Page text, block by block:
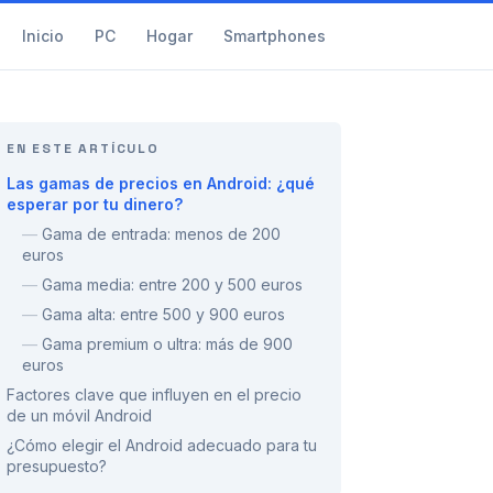
Inicio PC Hogar Smartphones
EN ESTE ARTÍCULO
Las gamas de precios en Android: ¿qué
esperar por tu dinero?
— Gama de entrada: menos de 200
euros
— Gama media: entre 200 y 500 euros
— Gama alta: entre 500 y 900 euros
— Gama premium o ultra: más de 900
euros
Factores clave que influyen en el precio
de un móvil Android
¿Cómo elegir el Android adecuado para tu
presupuesto?